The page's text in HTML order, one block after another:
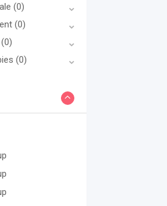
(0)
(0)
(0)
(0)